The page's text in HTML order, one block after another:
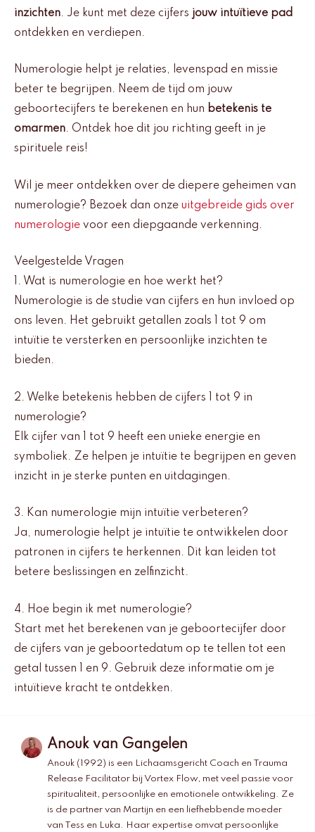
inzichten. Je kunt met deze cijfers jouw intuïtieve pad
ontdekken en verdiepen.
Numerologie helpt je relaties, levenspad en missie
beter te begrijpen. Neem de tijd om jouw
geboortecijfers te berekenen en hun betekenis te
omarmen. Ontdek hoe dit jou richting geeft in je
spirituele reis!
Wil je meer ontdekken over de diepere geheimen van
numerologie? Bezoek dan onze uitgebreide gids over
numerologie voor een diepgaande verkenning.
Veelgestelde Vragen
1. Wat is numerologie en hoe werkt het?
Numerologie is de studie van cijfers en hun invloed op
ons leven. Het gebruikt getallen zoals 1 tot 9 om
intuïtie te versterken en persoonlijke inzichten te
bieden.
2. Welke betekenis hebben de cijfers 1 tot 9 in
numerologie?
Elk cijfer van 1 tot 9 heeft een unieke energie en
symboliek. Ze helpen je intuïtie te begrijpen en geven
inzicht in je sterke punten en uitdagingen.
3. Kan numerologie mijn intuïtie verbeteren?
Ja, numerologie helpt je intuïtie te ontwikkelen door
patronen in cijfers te herkennen. Dit kan leiden tot
betere beslissingen en zelfinzicht.
4. Hoe begin ik met numerologie?
Start met het berekenen van je geboortecijfer door
de cijfers van je geboortedatum op te tellen tot een
getal tussen 1 en 9. Gebruik deze informatie om je
intuïtieve kracht te ontdekken.
Anouk van Gangelen
Anouk (1992) is een Lichaamsgericht Coach en Trauma
Release Facilitator bij Vortex Flow, met veel passie voor
spiritualiteit, persoonlijke en emotionele ontwikkeling. Ze
is de partner van Martijn en een liefhebbende moeder
van Tess en Luka. Haar expertise omvat persoonlijke